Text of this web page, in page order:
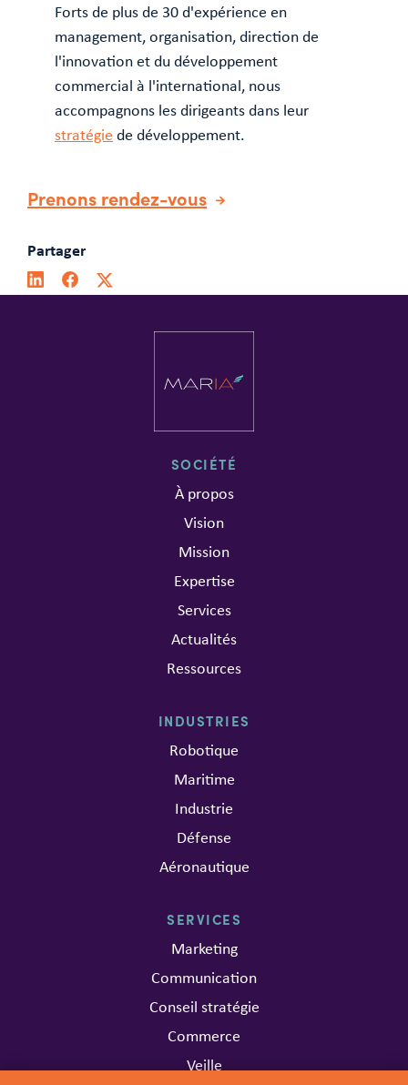
Forts de plus de 30 d'expérience en
management, organisation, direction de
l'innovation et du développement
commercial à l'international, nous
accompagnons les dirigeants dans leur
stratégie de développement.
Prenons rendez-vous
Partager
SOCIÉTÉ
À propos
Vision
Mission
Expertise
Services
Actualités
Ressources
INDUSTRIES
Robotique
Maritime
Industrie
Défense
Aéronautique
SERVICES
Marketing
Communication
Conseil stratégie
Commerce
Veille